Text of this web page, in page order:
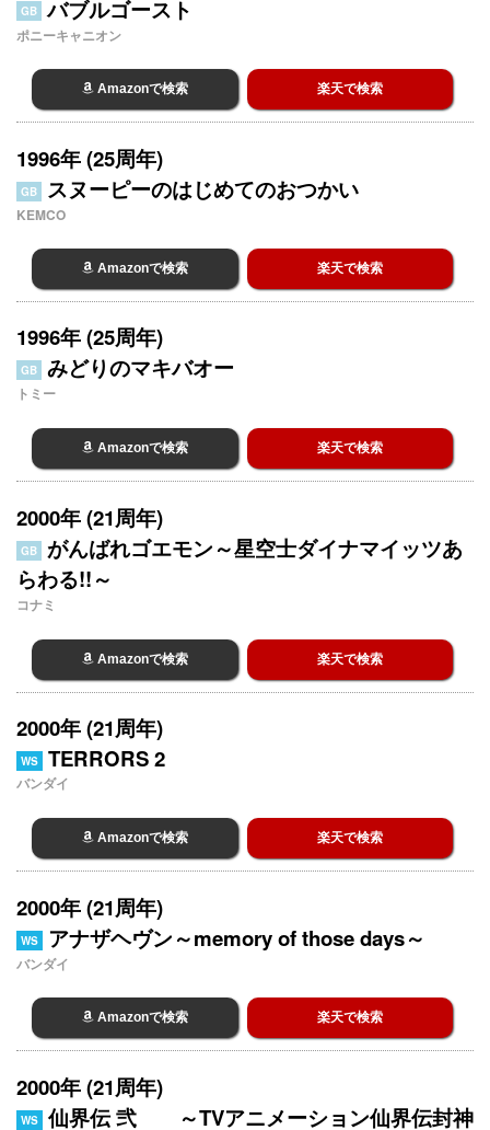
GB バブルゴースト
ポニーキャニオン
Amazonで検索 楽天で検索
1996年 (25周年)
GB スヌーピーのはじめてのおつかい
KEMCO
Amazonで検索 楽天で検索
1996年 (25周年)
GB みどりのマキバオー
トミー
Amazonで検索 楽天で検索
2000年 (21周年)
GB
がんばれゴエモン～星空士ダイナマイッツあ
らわる!!～
コナミ
Amazonで検索 楽天で検索
2000年 (21周年)
WS TERRORS 2
バンダイ
Amazonで検索 楽天で検索
2000年 (21周年)
WS アナザヘヴン～memory of those days～
バンダイ
Amazonで検索 楽天で検索
2000年 (21周年)
WS 仙界伝 弐 ～TVアニメーション仙界伝封神